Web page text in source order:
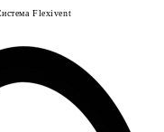
Flexivent